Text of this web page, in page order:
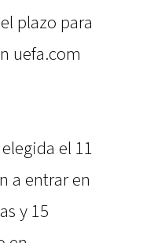
plazo para
uefa.com
el 11
a entrar en
y 15